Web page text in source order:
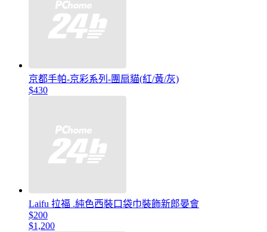
京都手帕-京彩系列-團扇貓(紅/黃/灰)
$430
Laifu 拉福 .純色西裝口袋巾裝飾新郎晏會
$200
$1,200